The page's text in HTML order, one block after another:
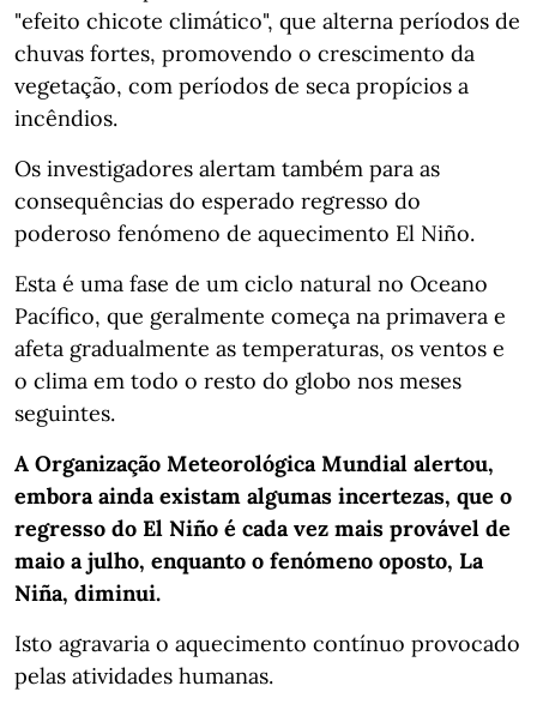
"efeito chicote climático", que alterna períodos de
chuvas fortes, promovendo o crescimento da
vegetação, com períodos de seca propícios a
incêndios.
Os investigadores alertam também para as
consequências do esperado regresso do
poderoso fenómeno de aquecimento El Niño.
Esta é uma fase de um ciclo natural no Oceano
Pacífico, que geralmente começa na primavera e
afeta gradualmente as temperaturas, os ventos e
o clima em todo o resto do globo nos meses
seguintes.
A Organização Meteorológica Mundial alertou,
embora ainda existam algumas incertezas, que o
regresso do El Niño é cada vez mais provável de
maio a julho, enquanto o fenómeno oposto, La
Niña, diminui.
Isto agravaria o aquecimento contínuo provocado
pelas atividades humanas.